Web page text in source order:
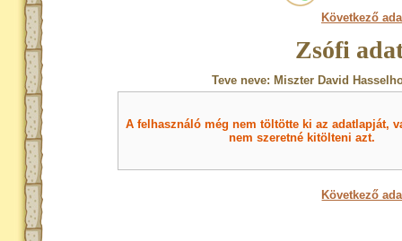
Következő
Zsófi
Teve neve: Miszter David
A felhasználó még nem töltötte ki az adatlapját,
nem szeretné kitölteni azt.
Következő